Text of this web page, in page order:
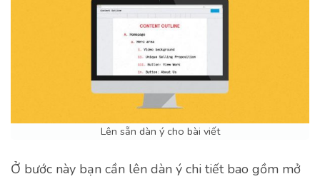
Lên sẵn dàn ý cho bài viết
Ở bước này bạn cần lên dàn ý chi tiết bao gồm mở